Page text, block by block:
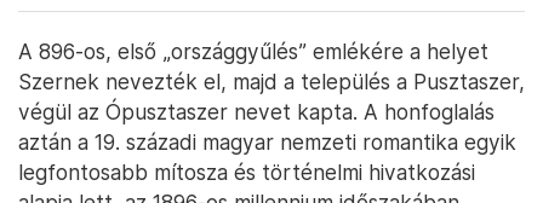
A 896-os, első „országgyűlés” emlékére a helyet
Szernek nevezték el, majd a település a Pusztaszer,
végül az Ópusztaszer nevet kapta. A honfoglalás
aztán a 19. századi magyar nemzeti romantika egyik
legfontosabb mítosza és történelmi hivatkozási